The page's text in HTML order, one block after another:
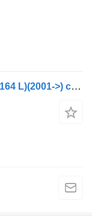
Luna lateral para Scania Serie 4 (P/R 164 L)(2001->) camión